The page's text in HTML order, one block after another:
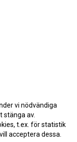
vi nödvändiga
stänga av.
t.ex. för statistik
acceptera dessa.